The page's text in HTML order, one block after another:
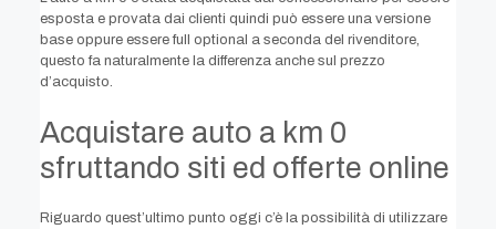
esposta e provata dai clienti quindi può essere una versione
base oppure essere full optional a seconda del rivenditore,
questo fa naturalmente la differenza anche sul prezzo
d’acquisto.
Acquistare auto a km 0
sfruttando siti ed offerte online
Riguardo quest’ultimo punto oggi c’è la possibilità di utilizzare